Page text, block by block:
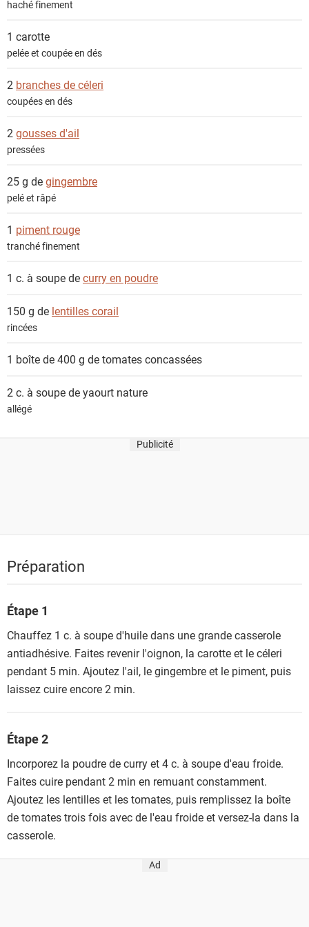
s
haché finement
1 carotte
pelée et coupée en dés
2 branches de céleri
coupées en dés
2 gousses d'ail
pressées
25 g degingembre
pelé et râpé
1 piment rouge
tranché finement
1 c. à soupe decurry en poudre
150 g de lentilles corail
rincées
1 boîte de 400 g detomates concassées
2 c. à soupe deyaourt nature
allégé
Publicité
Préparation
Étape 1
Chauffez 1 c. à soupe d'huile dans une grande casserole
antiadhésive. Faites revenir l'oignon, la carotte et le céleri
pendant 5 min. Ajoutez l'ail, le gingembre et le piment, puis
laissez cuire encore 2 min.
Étape 2
Incorporez la poudre de curry et 4 c. à soupe d'eau froide.
Faites cuire pendant 2 min en remuant constamment.
Ajoutez les lentilles et les tomates, puis remplissez la boîte
de tomates trois fois avec de l'eau froide et versez-la dans la
casserole.
Ad